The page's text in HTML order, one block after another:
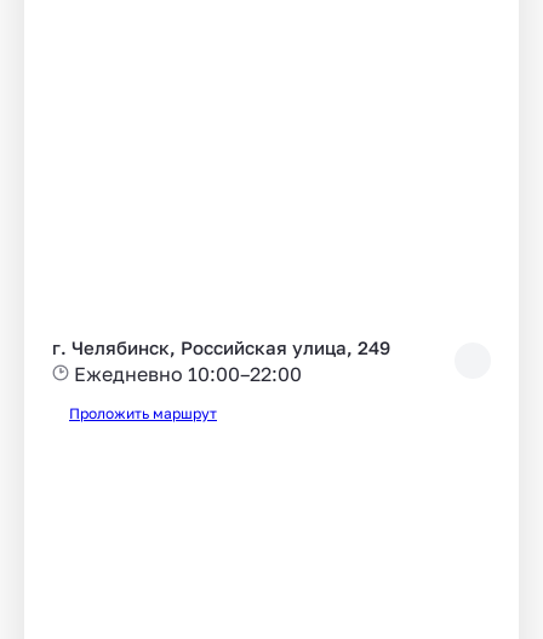
г. Челябинск, Российская улица, 249
Ежедневно 10:00–22:00
Проложить маршрут